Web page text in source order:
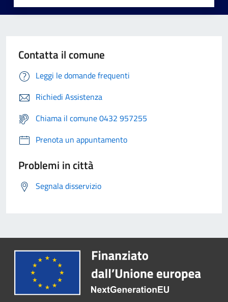
Contatta il comune
Leggi le domande frequenti
Richiedi Assistenza
Chiama il comune 0432 957255
Prenota un appuntamento
Problemi in città
Segnala disservizio